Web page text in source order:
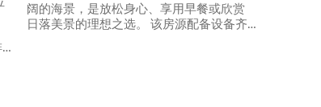
阔的海景，是放松身心、享用早餐或欣赏
日落美景的理想之选。 该房源配备设备齐